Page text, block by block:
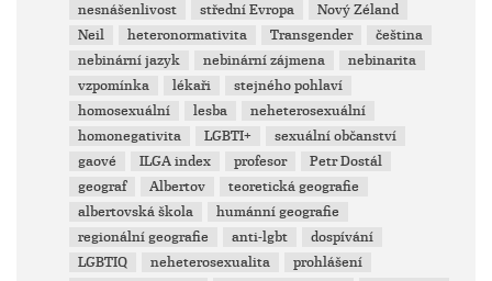
nesnášenlivost
střední Evropa
Nový Zéland
Neil
heteronormativita Transgender
čeština
nebinární jazyk
nebinární zájmena
nebinarita
vzpomínka
lékaři
stejného pohlaví
homosexuální
lesba
neheterosexuální
homonegativita
LGBTI+
sexuální občanství
gaové
ILGA index profesor
Petr Dostál
geograf
Albertov
teoretická geografie
albertovská škola
humánní geografie
regionální geografie
anti-lgbt
dospívání
LGBTIQ
neheterosexualita
prohlášení